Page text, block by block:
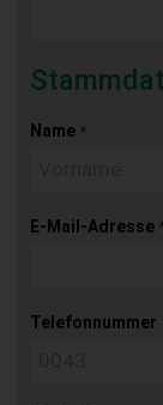
Name *
E-Mail-Adresse *
Telefonnummer